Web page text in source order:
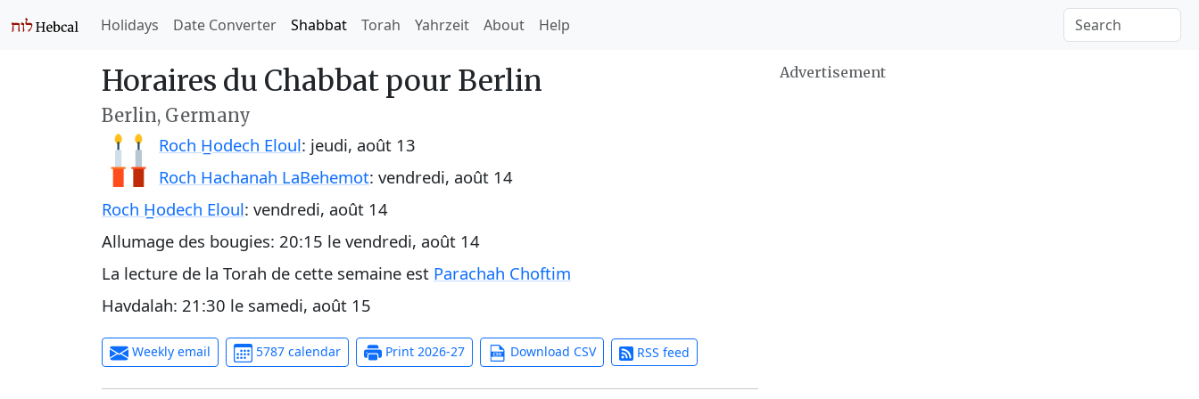
Holidays Date Converter Shabbat Torah Yahrzeit About Help
Horaires du Chabbat pour Berlin
Berlin, Germany
Roch H̲odech Eloul: jeudi, août 13
Roch Hachanah LaBehemot: vendredi, août 14
Roch H̲odech Eloul: vendredi, août 14
Allumage des bougies: 20:15 le vendredi, août 14
La lecture de la Torah de cette semaine est Parachah Choftim
Havdalah: 21:30 le samedi, août 15
Weekly email 5787 calendar Print 2026-27 Download CSV RSS feed
Advertisement